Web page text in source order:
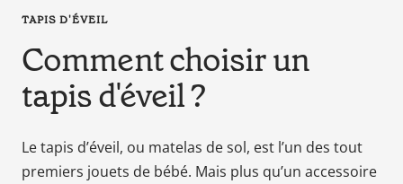
que
pour
enfant,
pour
TAPIS D'ÉVEIL
Comment choisir un
tapis d'éveil ?
Le tapis d’éveil, ou matelas de sol, est l’un des tout
premiers jouets de bébé. Mais plus qu’un accessoire